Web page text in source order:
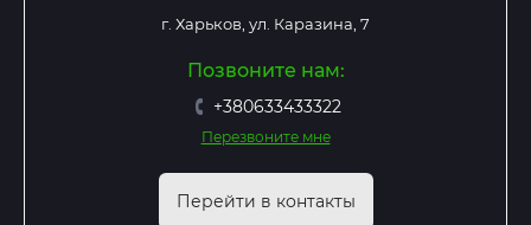
г. Харьков, ул. Каразина, 7
Позвоните нам:
+380633433322
Перезвоните мне
Перейти в контакты